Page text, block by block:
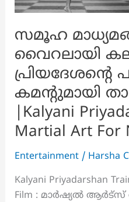
സമൂഹ
വൈറലായി
പ്രിയദേശന്റെ
കമന്റുമായി
|Kalyani
Martial Art For
Entertainment/ Harsha
Kalyani Priyadarshan
Film : മാർഷ്യൽ ആർട്‌സ്